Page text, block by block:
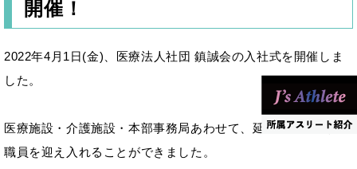
開催！
2022年4月1日(金)、医療法人社団 鎮誠会の入社式を開催しま
した。
医療施設・介護施設・本部事務局あわせて、延べ85名の新入
職員を迎え入れることができました。